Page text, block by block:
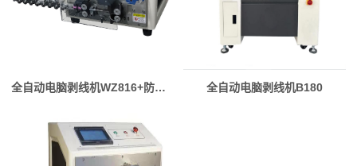
全自动电脑剥线机WZ816+防护罩 全自动电脑剥线机B180